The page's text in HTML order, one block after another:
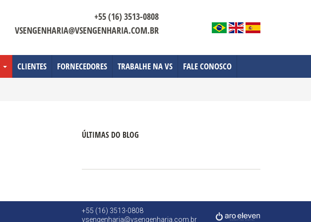
+55 (16) 3513-0808
VSENGENHARIA@VSENGENHARIA.COM.BR
CLIENTES FORNECEDORES TRABALHE NA VS FALE CONOSCO
ÚLTIMAS DO BLOG
+55 (16) 3513-0808
vsengenharia@vsengenharia.com.br